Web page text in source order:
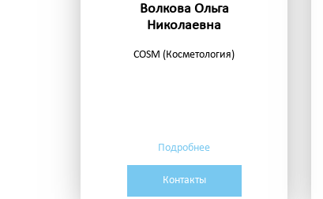
Волкова Ольга
Николаевна
COSM (Косметология)
Подробнее
Контакты